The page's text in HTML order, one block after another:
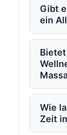
Gibt
ein
Wie
Zeit